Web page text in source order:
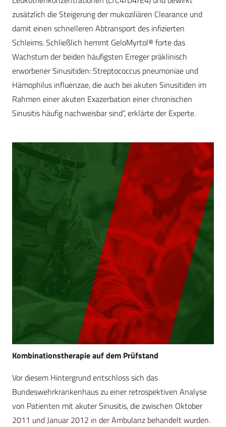
zusätzlich die Steigerung der mukoziliären Clearance und
damit einen schnelleren Abtransport des infizierten
Schleims. Schließlich hemmt GeloMyrtol® forte das
Wachstum der beiden häufigsten Erreger präklinisch
erworbener Sinusitiden: Streptococcus pneumoniae und
Hämophilus influenzae, die auch bei akuten Sinusitiden im
Rahmen einer akuten Exazerbation einer chronischen
Sinusitis häufig nachweisbar sind“, erklärte der Experte.
Kombinationstherapie auf dem Prüfstand
Vor diesem Hintergrund entschloss sich das
Bundeswehrkrankenhaus zu einer retrospektiven Analyse
von Patienten mit akuter Sinusitis, die zwischen Oktober
2011 und Januar 2012 in der Ambulanz behandelt wurden.